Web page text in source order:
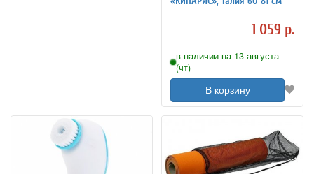
1 059 р.
в наличии на 13 августа
(чт)
В корзину